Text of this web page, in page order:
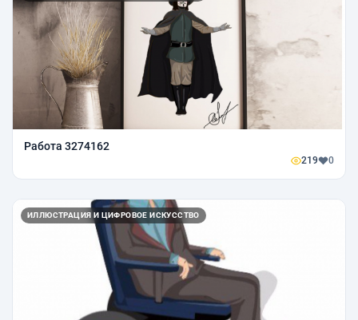
Работа 3274162
219 0
ИЛЛЮСТРАЦИЯ И ЦИФРОВОЕ ИСКУССТВО